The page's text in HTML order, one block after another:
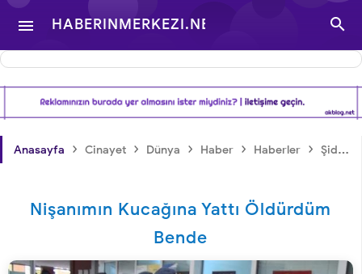
 HABERINMERKEZI.NET
- TÜRKIYE VE DÜNYA
GÜNDEMINDEN

Anasayfa › Cinayet › Dünya › Haber › Haberler › Şiddet
Nişanımın Kucağına Yattı Öldürdüm
Bende